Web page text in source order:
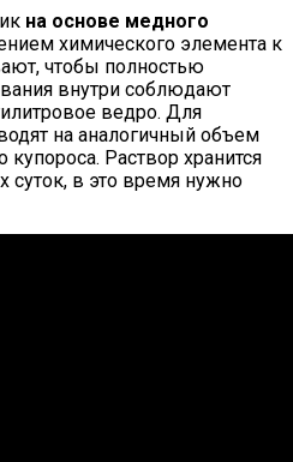
на основе медного
химического элемента к
чтобы полностью
внутри соблюдают
ведро. Для
на аналогичный объем
Раствор хранится
суток, в это время нужно